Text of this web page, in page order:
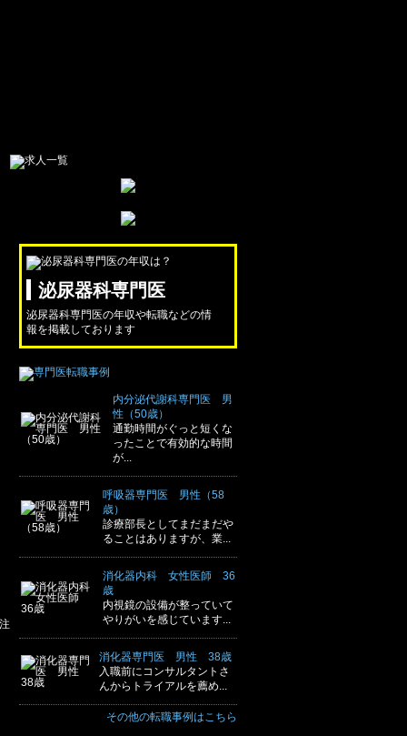
泌尿器科専門医
泌尿器科専門医の年収や転職などの情
報を掲載しております
内分泌代謝科専門医 男
性（50歳）
通勤時間がぐっと短くな
ったことで有効的な時間
が...
呼吸器専門医 男性（58
歳）
診療部長としてまだまだや
ることはありますが、業...
消化器内科 女性医師 36
歳
内視鏡の設備が整っていて
やりがいを感じています...
消化器専門医 男性 38歳
入職前にコンサルタントさ
んからトライアルを薦め...
その他の転職事例はこちら